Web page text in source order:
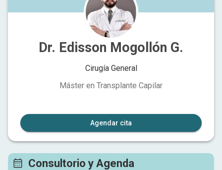
Dr. Edisson Mogollón G.
Cirugía General
Máster en Transplante Capilar
Agendar cita
Consultorio y Agenda